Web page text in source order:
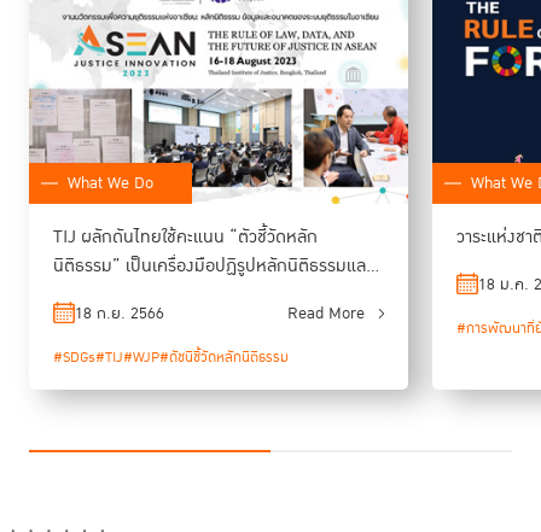
What We Do
TIJ ผลักดันไทยใช้คะแนน “ตัวชี้วัดหลัก
นิติธรรม” เป็นเครื่องมือปฏิรูปหลักนิติธรรมและ
กระบวนการยุติธรรม
18 ก.ย. 2566 Read More
#SDGs#TIJ#WJP#ดัชนีชี้วัดหลักนิติธรรม
What We
วาระแห่งช
18 ม.ค.
#การพัฒนาที่